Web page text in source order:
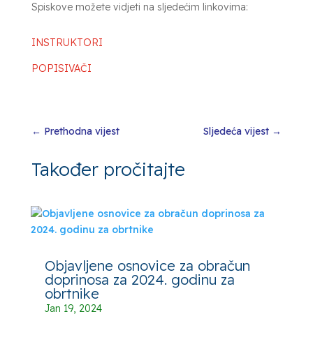
Spiskove možete vidjeti na sljedećim linkovima:
INSTRUKTORI
POPISIVAČI
← Prethodna vijest Sljedeća vijest →
Također pročitajte
Objavljene osnovice za obračun
doprinosa za 2024. godinu za
obrtnike
Jan 19, 2024